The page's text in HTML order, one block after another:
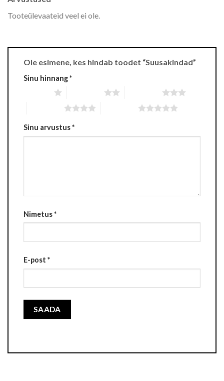
Tooteülevaateid veel ei ole.
Ole esimene, kes hindab toodet “Suusakindad”
Sinu hinnang*
Sinu arvustus*
Nimetus*
E-post *